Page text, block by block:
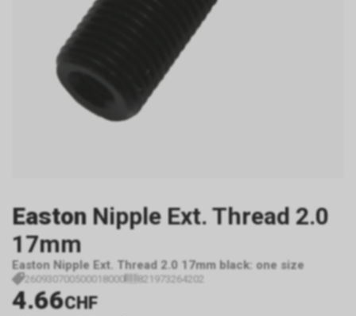
Easton Nipple Ext. Thread 2.0
17mm
Easton Nipple Ext. Thread 2.0 17mm black: one size
260930700500018000 821973264202
4.66CHF